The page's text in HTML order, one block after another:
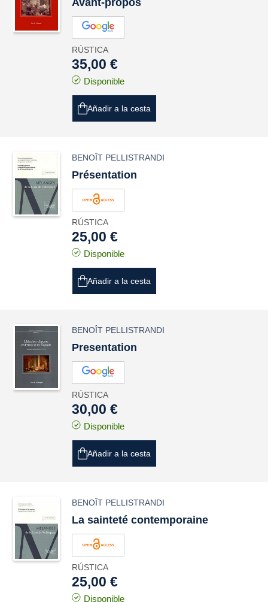
Avant-propos
RÚSTICA
35,00 €
Disponible
Añadir a la cesta
BENOÎT PELLISTRANDI
Présentation
RÚSTICA
25,00 €
Disponible
Añadir a la cesta
BENOÎT PELLISTRANDI
Presentation
RÚSTICA
30,00 €
Disponible
Añadir a la cesta
BENOÎT PELLISTRANDI
La sainteté contemporaine
RÚSTICA
25,00 €
Disponible